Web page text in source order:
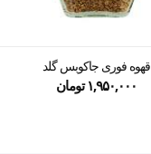
قهوه فوری جاکوبس گلد
۱,۹۵۰,۰۰۰ تومان